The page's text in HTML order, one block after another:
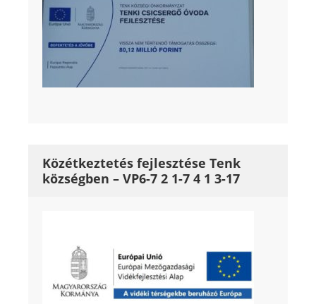
Közétkeztetés fejlesztése Tenk
községben – VP6-7 2 1-7 4 1 3-17